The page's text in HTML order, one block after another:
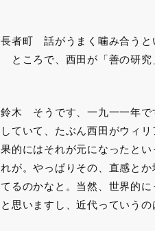
長者町 話がうまく噛み合うと
ところで、西田が「善の研究
鈴木 そうです、一九一一年で
していて、たぶん西田がウィ
果的にはそれが元になったと
れが。やっぱりその、直感と
てるのかなと。当然、世界的
と思いますし、近代っていう